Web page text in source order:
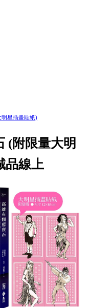
星插畫貼紙)
(附限量大明
品線上